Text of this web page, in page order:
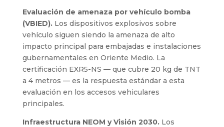
Evaluación de amenaza por vehículo bomba
(VBIED).Los dispositivos explosivos sobre
vehículo siguen siendo la amenaza de alto
impacto principal para embajadas e instalaciones
gubernamentales en Oriente Medio. La
certificación EXR5-NS — que cubre 20 kg de TNT
a 4 metros — es la respuesta estándar a esta
evaluación en los accesos vehiculares
principales.
Infraestructura NEOM y Visión 2030.Los